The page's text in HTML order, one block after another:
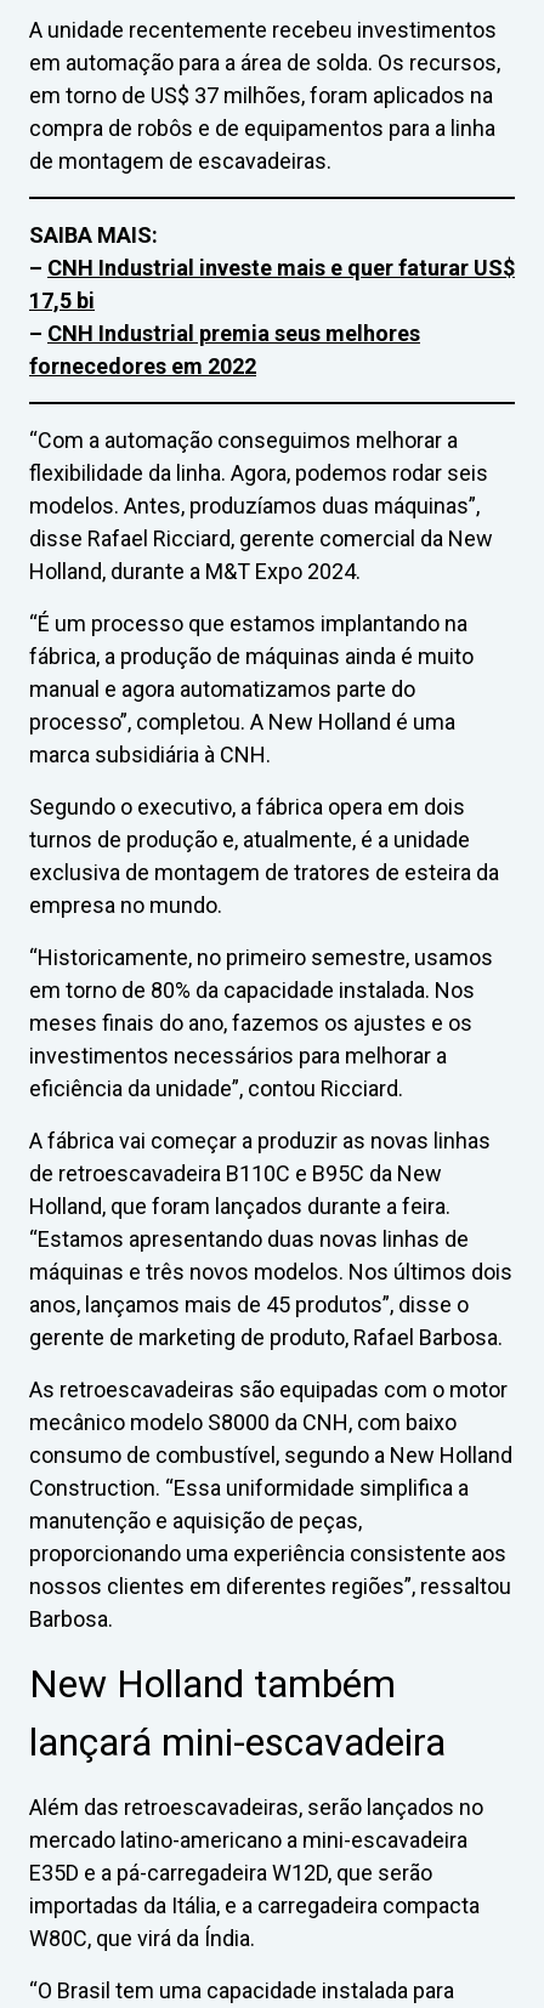
A unidade recentemente recebeu investimentos
em automação para a área de solda. Os recursos,
em torno de US$ 37 milhões, foram aplicados na
compra de robôs e de equipamentos para a linha
de montagem de escavadeiras.
SAIBA MAIS:
– CNH Industrial investe mais e quer faturar US$
17,5 bi
– CNH Industrial premia seus melhores
fornecedores em 2022
“Com a automação conseguimos melhorar a
flexibilidade da linha. Agora, podemos rodar seis
modelos. Antes, produzíamos duas máquinas”,
disse Rafael Ricciard, gerente comercial da New
Holland, durante a M&T Expo 2024.
“É um processo que estamos implantando na
fábrica, a produção de máquinas ainda é muito
manual e agora automatizamos parte do
processo”, completou. A New Holland é uma
marca subsidiária à CNH.
Segundo o executivo, a fábrica opera em dois
turnos de produção e, atualmente, é a unidade
exclusiva de montagem de tratores de esteira da
empresa no mundo.
“Historicamente, no primeiro semestre, usamos
em torno de 80% da capacidade instalada. Nos
meses finais do ano, fazemos os ajustes e os
investimentos necessários para melhorar a
eficiência da unidade”, contou Ricciard.
A fábrica vai começar a produzir as novas linhas
de retroescavadeira B110C e B95C da New
Holland, que foram lançados durante a feira.
“Estamos apresentando duas novas linhas de
máquinas e três novos modelos. Nos últimos dois
anos, lançamos mais de 45 produtos”, disse o
gerente de marketing de produto, Rafael Barbosa.
As retroescavadeiras são equipadas com o motor
mecânico modelo S8000 da CNH, com baixo
consumo de combustível, segundo a New Holland
Construction. “Essa uniformidade simplifica a
manutenção e aquisição de peças,
proporcionando uma experiência consistente aos
nossos clientes em diferentes regiões”, ressaltou
Barbosa.
New Holland também
lançará mini-escavadeira
Além das retroescavadeiras, serão lançados no
mercado latino-americano a mini-escavadeira
E35D e a pá-carregadeira W12D, que serão
importadas da Itália, e a carregadeira compacta
W80C, que virá da Índia.
“O Brasil tem uma capacidade instalada para